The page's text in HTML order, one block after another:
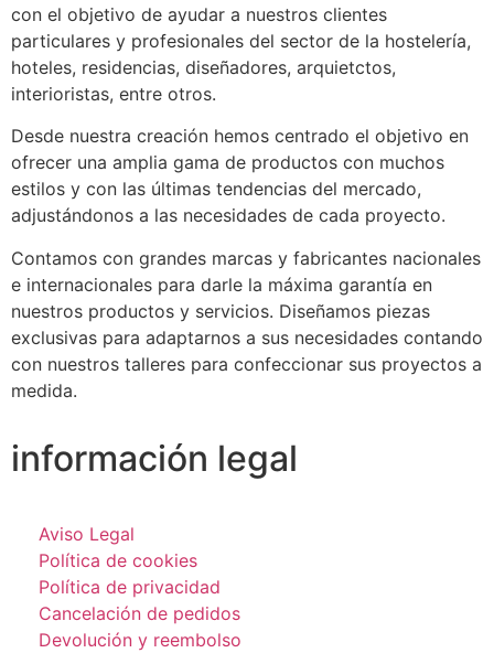
con el objetivo de ayudar a nuestros clientes
particulares y profesionales del sector de la hostelería,
hoteles, residencias, diseñadores, arquietctos,
interioristas, entre otros.
Desde nuestra creación hemos centrado el objetivo en
ofrecer una amplia gama de productos con muchos
estilos y con las últimas tendencias del mercado,
adjustándonos a las necesidades de cada proyecto.
Contamos con grandes marcas y fabricantes nacionales
e internacionales para darle la máxima garantía en
nuestros productos y servicios. Diseñamos piezas
exclusivas para adaptarnos a sus necesidades contando
con nuestros talleres para confeccionar sus proyectos a
medida.
información legal
Aviso Legal
Política de cookies
Política de privacidad
Cancelación de pedidos
Devolución y reembolso